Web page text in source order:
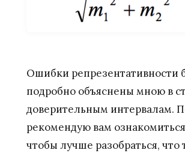
Ошибки репрезентативности
подробно объяснены мною в
доверительным интервалам.
рекомендую вам
чтобы лучше разобраться, что